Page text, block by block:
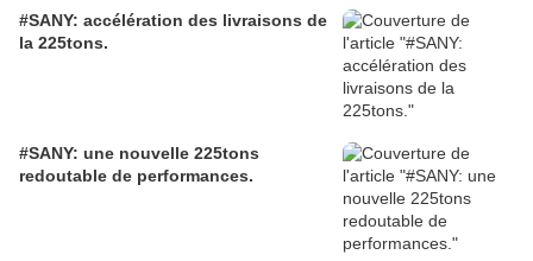
#SANY: accélération des livraisons de
la 225tons.
#SANY: une nouvelle 225tons
redoutable de performances.